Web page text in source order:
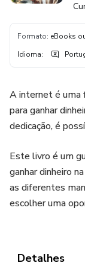
Formato: eBooks
Idioma:
A internet é uma
para ganhar
dedicação, é
Este livro é um
ganhar dinheiro
as diferentes
escolher uma
Detalhes